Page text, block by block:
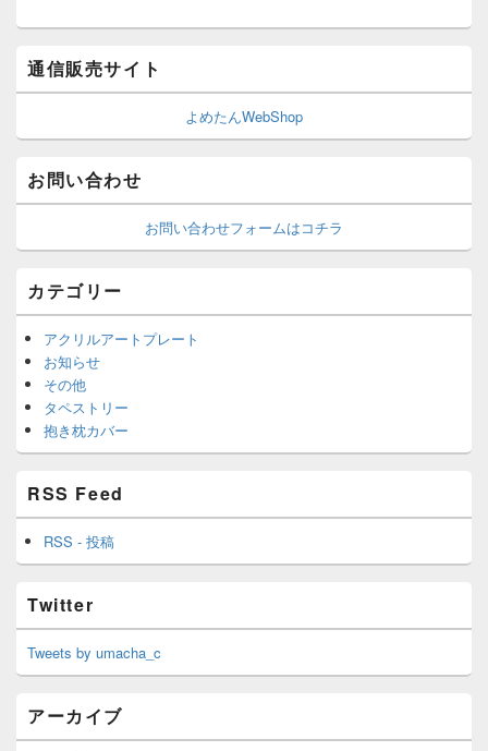
通信販売サイト
よめたんWebShop
お問い合わせ
お問い合わせフォームはコチラ
カテゴリー
アクリルアートプレート
お知らせ
その他
タペストリー
抱き枕カバー
RSS Feed
RSS - 投稿
Twitter
Tweets by umacha_c
アーカイブ